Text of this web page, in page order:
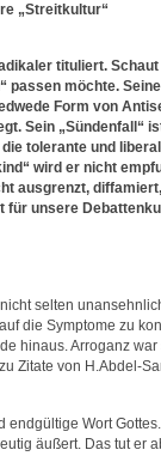
„Streitkultur“
tituliert.
passen möchte.
Form von
Sein „Sündenfall“
tolerante und
wird er nicht
ausgrenzt,
unsere
selten
die Symptome zu
hinaus. Arroganz
Zitate von H.Abdel-
endgültige Wort
äußert. Das tut er